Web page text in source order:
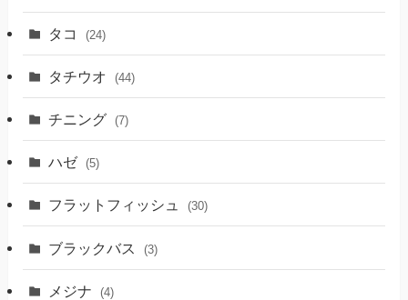
タコ (24)
タチウオ (44)
チニング (7)
ハゼ (5)
フラットフィッシュ (30)
ブラックバス (3)
メジナ (4)